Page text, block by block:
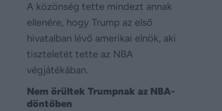
A közönség tette mindezt annak
ellenére, hogy Trump az első
hivatalban lévő amerikai elnök, aki
tiszteletét tette az NBA
végjátékában.
Nem örültek Trumpnak az NBA-
döntőben